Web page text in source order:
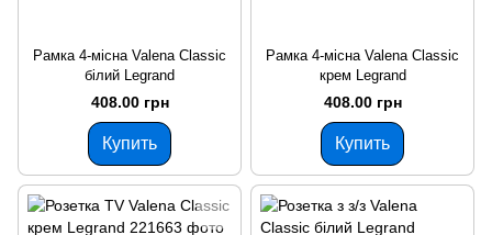
Рамка 4-місна Valena Classic
білий Legrand
408.00 грн
Купить
Рамка 4-місна Valena Classic
крем Legrand
408.00 грн
Купить